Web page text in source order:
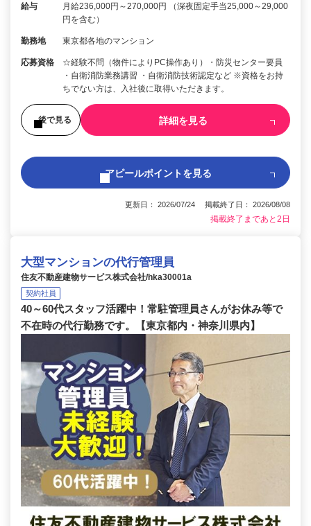
給与
月給236,000円～270,000円 （深夜固定手当25,000～29,000
円を含む）
勤務地 東京都各地のマンション
応募資格
☆経験不問（物件によりPC操作あり）・防災センター要員
・自衛消防業務講習 ・自衛消防技術認定など ※資格をお持
ちでない方は、入社後に取得いただきます。
後で見る 詳細を見る
アピールポイントを見る
更新日： 2026/07/24 掲載終了日： 2026/08/08
掲載終了まであと2日
大型マンションの代行管理員
住友不動産建物サービス株式会社/hka30001a
契約社員
40～60代スタッフ活躍中！常駐管理員さんがお休み等で
不在時の代行勤務です。【東京都内・神奈川県内】